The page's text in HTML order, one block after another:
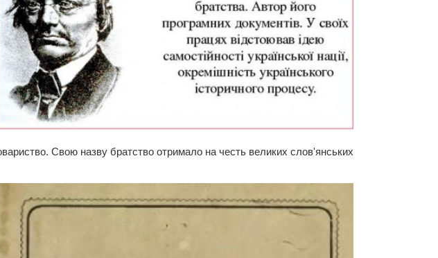
Свою назву братство отримало на честь великих слов'янських